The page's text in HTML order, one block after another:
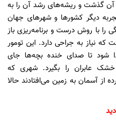
آن گذشت و ریشه‌های رشد آن را به
دیگر کشورها و شهرهای جهان
را با روش درست و برنامه‌ریزی باز
که نیاز به جراحی دارد. این تومور
شود تا صدای خنده بچه‌ها جای
عابران را بگیرد. شهری که
از آسمان به زمین می‌افتادند حالا